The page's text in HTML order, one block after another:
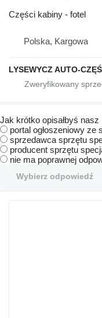
Części kabiny - fotel
Polska, Kargowa
LYSEWYCZ AUTO-
Jak krótko opisałbyś nasz
portal ogłoszeniowy
sprzedawca sprzętu
producent sprzętu
nie ma poprawnej
Wybierz odpowiedź